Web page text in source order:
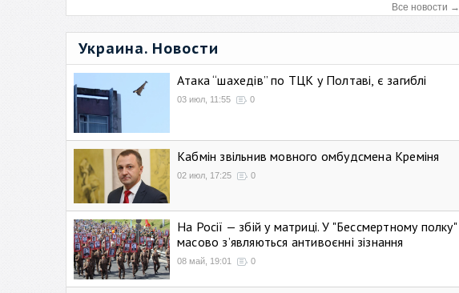
Все новости →
Украина. Новости
Атака “шахедів” по ТЦК у Полтаві, є загиблі
03 июл, 11:55 0
Кабмін звільнив мовного омбудсмена Креміня
02 июл, 17:25 0
На Росії — збій у матриці. У "Бессмертному полку"
масово зʼявляються антивоєнні зізнання
08 май, 19:01 0